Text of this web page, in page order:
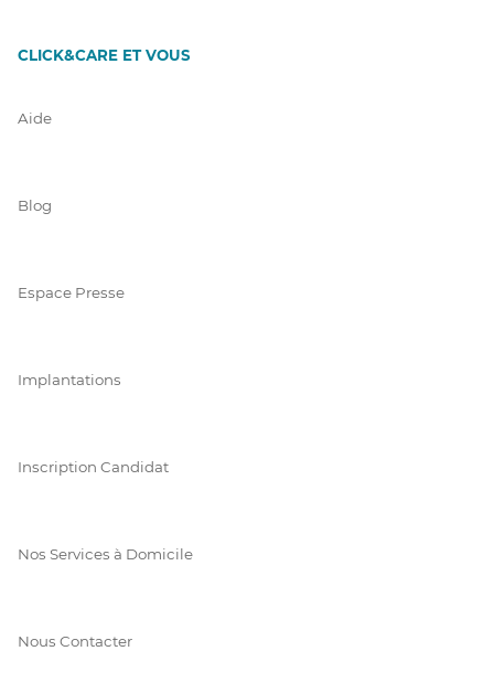
CLICK&CARE ET VOUS
Aide
Blog
Espace Presse
Implantations
Inscription Candidat
Nos Services à Domicile
Nous Contacter